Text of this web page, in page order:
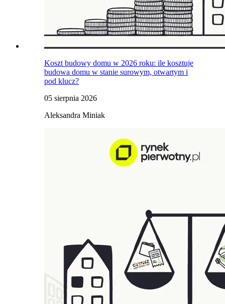
Koszt budowy domu w 2026 roku: ile kosztuje
budowa domu w stanie surowym, otwartym i
pod klucz?
05 sierpnia 2026
Aleksandra Miniak